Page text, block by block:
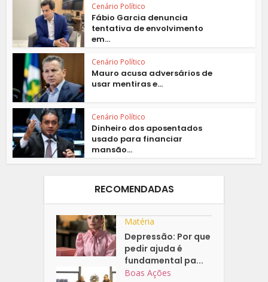
Cenário Político
Fábio Garcia denuncia
tentativa de envolvimento
em...
Cenário Político
Mauro acusa adversários de
usar mentiras e...
Cenário Político
Dinheiro dos aposentados
usado para financiar
mansão...
RECOMENDADAS
Matéria
Depressão: Por que
pedir ajuda é
fundamental pa...
Boas Ações